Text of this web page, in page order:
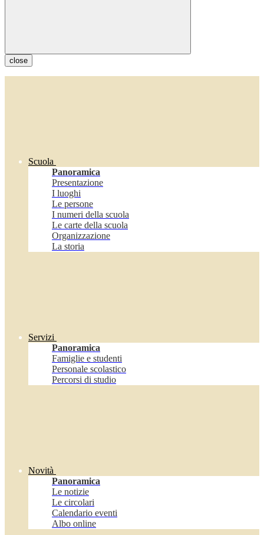
close
Scuola
Panoramica
Presentazione
I luoghi
Le persone
I numeri della scuola
Le carte della scuola
Organizzazione
La storia
Servizi
Panoramica
Famiglie e studenti
Personale scolastico
Percorsi di studio
Novità
Panoramica
Le notizie
Le circolari
Calendario eventi
Albo online